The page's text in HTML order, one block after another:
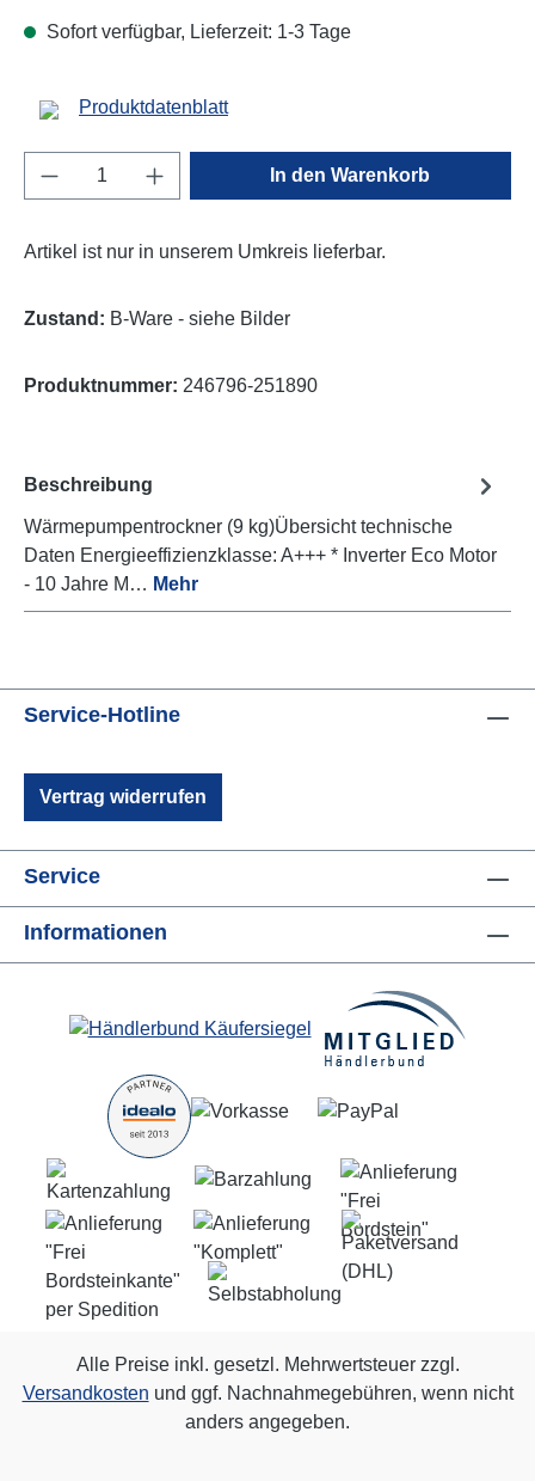
Sofort verfügbar, Lieferzeit: 1-3 Tage
Produktdatenblatt
Produkt Anzahl: Gib den gewünschten
In den Warenkorb
Artikel ist nur in unserem Umkreis lieferbar.
Zustand: B-Ware - siehe Bilder
Produktnummer: 246796-251890
Beschreibung
Wärmepumpentrockner (9 kg)Übersicht technische
Daten Energieeffizienzklasse: A+++ * Inverter Eco Motor
- 10 Jahre M… Mehr
Service-Hotline
Vertrag widerrufen
Service
Informationen
Alle Preise inkl. gesetzl. Mehrwertsteuer zzgl.
Versandkosten und ggf. Nachnahmegebühren, wenn nicht
anders angegeben.